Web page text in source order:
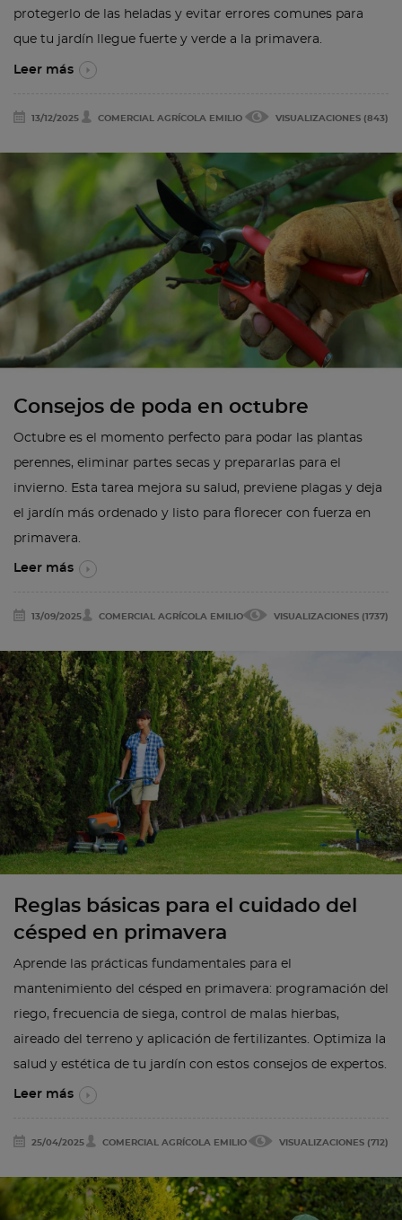
protegerlo de las heladas y evitar errores comunes para
que tu jardín llegue fuerte y verde a la primavera.
Leer más
13/12/2025 COMERCIAL AGRÍCOLA EMILIO VISUALIZACIONES (843)
Consejos de poda en octubre
Octubre es el momento perfecto para podar las plantas
perennes, eliminar partes secas y prepararlas para el
invierno. Esta tarea mejora su salud, previene plagas y deja
el jardín más ordenado y listo para florecer con fuerza en
primavera.
Leer más
13/09/2025 COMERCIAL AGRÍCOLA EMILIO VISUALIZACIONES (1737)
Reglas básicas para el cuidado del
césped en primavera
Aprende las prácticas fundamentales para el
mantenimiento del césped en primavera: programación del
riego, frecuencia de siega, control de malas hierbas,
aireado del terreno y aplicación de fertilizantes. Optimiza la
salud y estética de tu jardín con estos consejos de expertos.
Leer más
25/04/2025 COMERCIAL AGRÍCOLA EMILIO VISUALIZACIONES (712)